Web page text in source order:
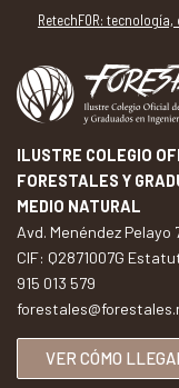
RetechFOR:
ILUSTRE COLEGIO
FORESTALES Y
MEDIO NATURAL
Avd. Menéndez Pelayo
CIF: Q2871007G
915 013 579
VER CÓMO